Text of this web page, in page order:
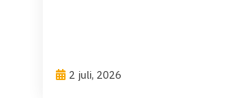
2 juli, 2026